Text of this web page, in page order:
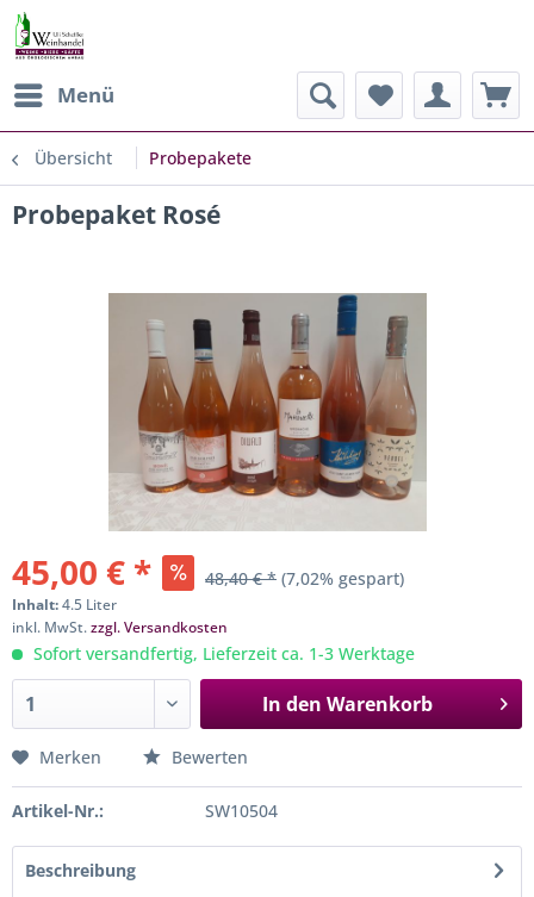
Menü
Übersicht Probepakete
Probepaket Rosé
45,00 € * 48,40 € * (7,02% gespart)
Inhalt:4.5 Liter
inkl. MwSt.zzgl. Versandkosten
Sofort versandfertig, Lieferzeit ca. 1-3 Werktage
In den Warenkorb
Merken Bewerten
Artikel-Nr.: SW10504
Beschreibung